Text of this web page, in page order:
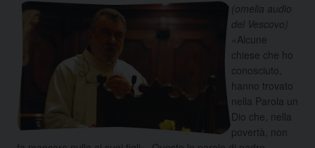
(omelia audio
del Vescovo)
«Alcune
chiese che ho
conosciuto,
hanno trovato
nella Parola un
Dio che, nella
povertà, non